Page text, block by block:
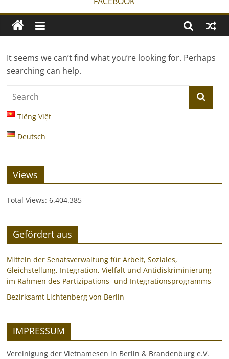
It seems we can’t find what you’re looking for. Perhaps
searching can help.
Tiếng Việt
Deutsch
Views
Total Views:6.404.385
Gefördert aus
Mitteln der Senatsverwaltung für Arbeit, Soziales,
Gleichstellung, Integration, Vielfalt und Antidiskriminierung
im Rahmen des Partizipations- und Integrationsprogramms
Bezirksamt Lichtenberg von Berlin
IMPRESSUM
Vereinigung der Vietnamesen in Berlin & Brandenburg e.V.